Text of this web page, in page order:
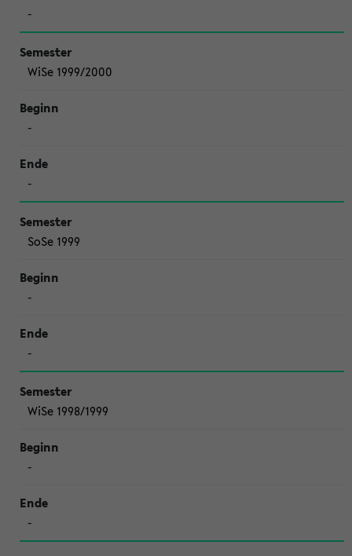
-
WiSe 1999/2000
-
-
SoSe 1999
-
-
WiSe 1998/1999
-
-